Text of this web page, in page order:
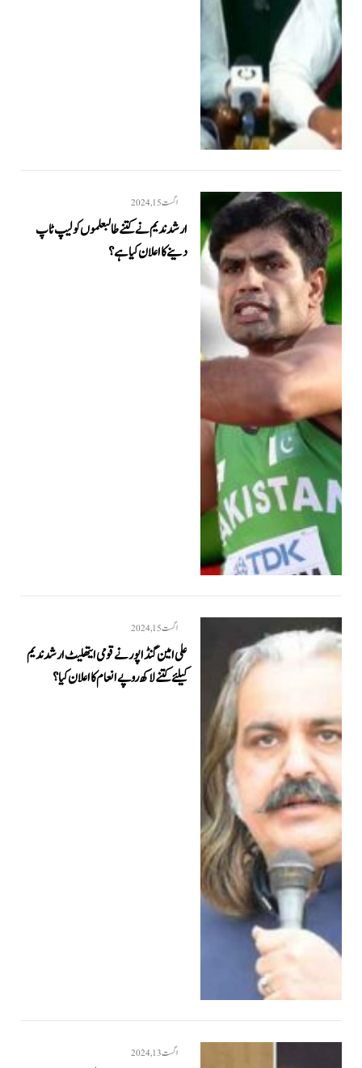
اگست 15, 2024
ارشد ندیم نے کتنے طالبعلموں کو لیپ ٹاپ
دینے کا اعلان کیا ہے؟
اگست 15, 2024
علی امین گنڈاپور نے قومی ایتھلیٹ ارشد ندیم
کیلئے کتنے لاکھ روپے انعام کا اعلان کیا؟
اگست 13, 2024